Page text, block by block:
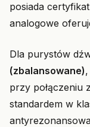
posiada certyfikat
analogowe
Dla purystów
(zbalansowane)
przy połączeniu
standardem w